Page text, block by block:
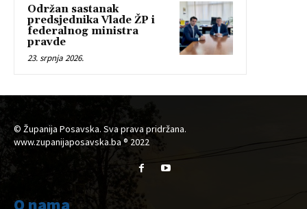
Održan sastanak
predsjednika Vlade ŽP i
federalnog ministra
pravde
23. srpnja 2026.
© Županija Posavska. Sva prava pridržana.
www.zupanijaposavska.ba ® 2022
O nama